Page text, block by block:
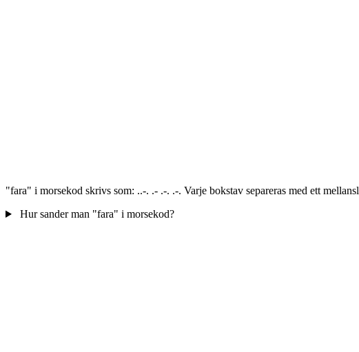
"fara" i morsekod skrivs som: ..-. .- .-. .-. Varje bokstav separeras med ett
Hur sander man "fara" i morsekod?